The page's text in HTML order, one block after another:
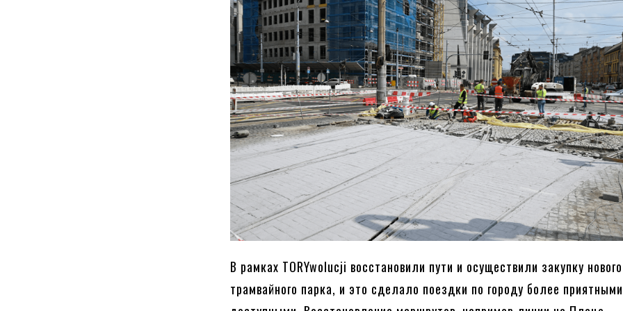
В рамках TORYwolucji восстановили пути и осуществили закупку нового
трамвайного парка, и это сделало поездки по городу более